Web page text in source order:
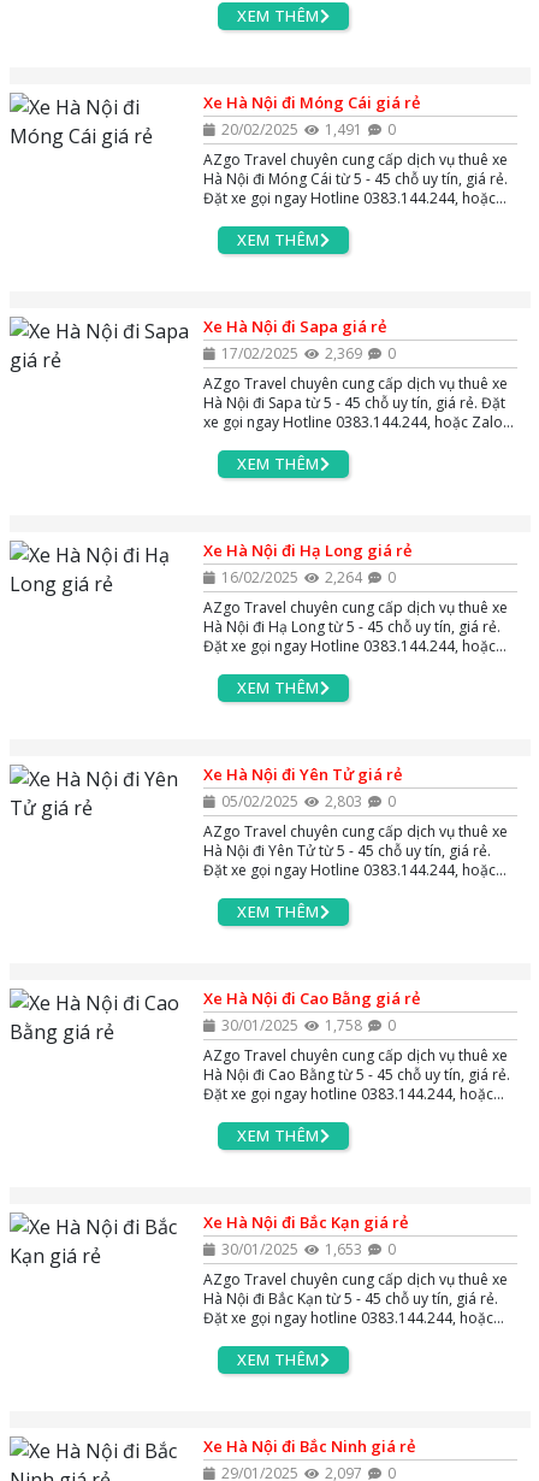
được tư vấn miễn phí 24/7.
XEM THÊM
Xe Hà Nội đi Móng Cái giá rẻ
20/02/2025 1,491
0
AZgo Travel chuyên cung cấp dịch vụ thuê xe
Hà Nội đi Móng Cái từ 5 - 45 chỗ uy tín, giá rẻ.
Đặt xe gọi ngay Hotline 0383.144.244, hoặc
24/7.XEM THÊM
Xe Hà Nội đi Sapa giá rẻ
17/02/2025 2,369
0
AZgo Travel chuyên cung cấp dịch vụ thuê xe
Hà Nội đi Sapa từ 5 - 45 chỗ uy tín, giá rẻ. Đặt
xe gọi ngay Hotline 0383.144.244, hoặc Zalo
XEM THÊM
Xe Hà Nội đi Hạ Long giá rẻ
16/02/2025 2,264
0
AZgo Travel chuyên cung cấp dịch vụ thuê xe
Hà Nội đi Hạ Long từ 5 - 45 chỗ uy tín, giá rẻ.
Đặt xe gọi ngay Hotline 0383.144.244, hoặc
24/7.XEM THÊM
Xe Hà Nội đi Yên Tử giá rẻ
05/02/2025 2,803
0
AZgo Travel chuyên cung cấp dịch vụ thuê xe
Hà Nội đi Yên Tử từ 5 - 45 chỗ uy tín, giá rẻ.
Đặt xe gọi ngay Hotline 0383.144.244, hoặc
24/7.XEM THÊM
Xe Hà Nội đi Cao Bằng giá rẻ
30/01/2025 1,758
0
AZgo Travel chuyên cung cấp dịch vụ thuê xe
Hà Nội đi Cao Bằng từ 5 - 45 chỗ uy tín, giá rẻ.
Đặt xe gọi ngay hotline 0383.144.244, hoặc
24/7.XEM THÊM
Xe Hà Nội đi Bắc Kạn giá rẻ
30/01/2025 1,653
0
AZgo Travel chuyên cung cấp dịch vụ thuê xe
Hà Nội đi Bắc Kạn từ 5 - 45 chỗ uy tín, giá rẻ.
Đặt xe gọi ngay hotline 0383.144.244, hoặc
24/7.XEM THÊM
Xe Hà Nội đi Bắc Ninh giá rẻ
29/01/2025 2,097
0